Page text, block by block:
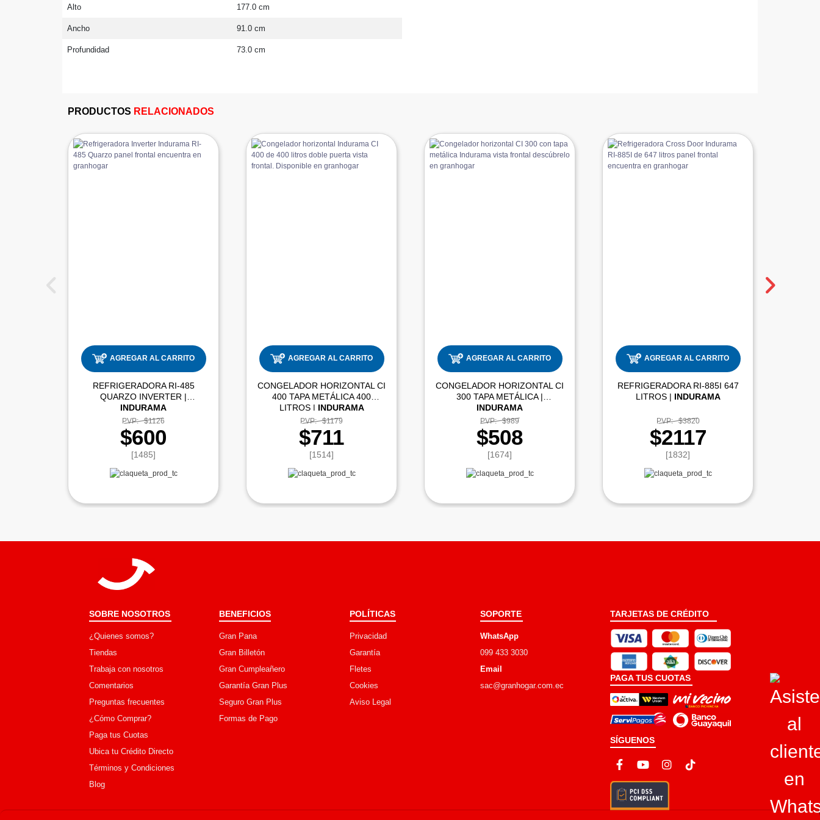
Alto 177.0 cm
Ancho 91.0 cm
Profundidad 73.0 cm
PRODUCTOS RELACIONADOS
AGREGAR AL CARRITO
REFRIGERADORA RI-485
QUARZO INVERTER |
INDURAMA
PVP: $1126
$600
[1485]
AGREGAR AL CARRITO
CONGELADOR HORIZONTAL CI
400 TAPA METÁLICA 400
LITROS | INDURAMA
PVP: $1179
$711
[1514]
AGREGAR AL CARRITO
CONGELADOR HORIZONTAL CI
300 TAPA METÁLICA |
INDURAMA
PVP: $989
$508
[1674]
AGREGAR AL CARRITO
REFRIGERADORA RI-885I 647
LITROS | INDURAMA
PVP: $3820
$2117
[1832]
SOBRE NOSOTROS
¿Quienes somos?
Tiendas
Trabaja con nosotros
Comentarios
Preguntas frecuentes
¿Cómo Comprar?
Paga tus Cuotas
Ubica tu Crédito Directo
Términos y Condiciones
Blog
BENEFICIOS
Gran Pana
Gran Billetón
Gran Cumpleañero
Garantía Gran Plus
Seguro Gran Plus
Formas de Pago
POLÍTICAS
Privacidad
Garantía
Fletes
Cookies
Aviso Legal
SOPORTE
WhatsApp
099 433 3030
Email
sac@granhogar.com.ec
TARJETAS DE CRÉDITO
PAGA TUS CUOTAS
SÍGUENOS